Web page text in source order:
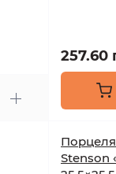
257.60
Stenson